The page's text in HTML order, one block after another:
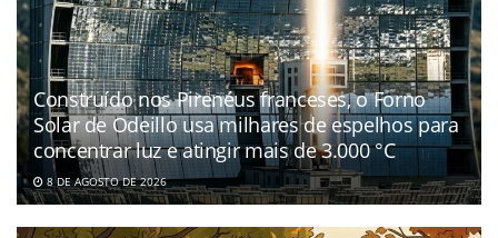
Construído nos Pirenéus franceses, o Forno
Solar de Odeillo usa milhares de espelhos para
concentrar luz e atingir mais de 3.000 °C
8 DE AGOSTO DE 2026